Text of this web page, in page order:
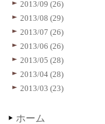
2013/09 (26)
2013/08 (29)
2013/07 (26)
2013/06 (26)
2013/05 (28)
2013/04 (28)
2013/03 (23)
ホーム